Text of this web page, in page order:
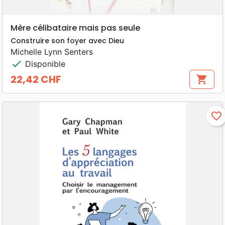
Mère célibataire mais pas seule
Construire son foyer avec Dieu
Michelle Lynn Senters
check Disponible
Prix
22,42 CHF shopping_cart
favorite_border